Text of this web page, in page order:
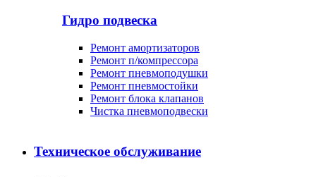
Гидро подвеска
Ремонт амортизаторов
Ремонт п/компрессора
Ремонт пневмоподушки
Ремонт пневмостойки
Ремонт блока клапанов
Чистка пневмоподвески
Техническое обслуживание